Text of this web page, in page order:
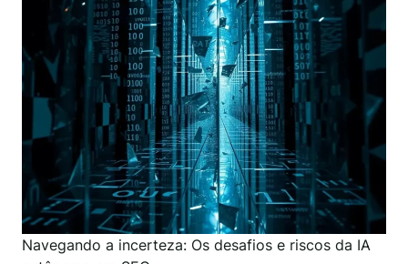
Navegando a incerteza: Os desafios e riscos da IA